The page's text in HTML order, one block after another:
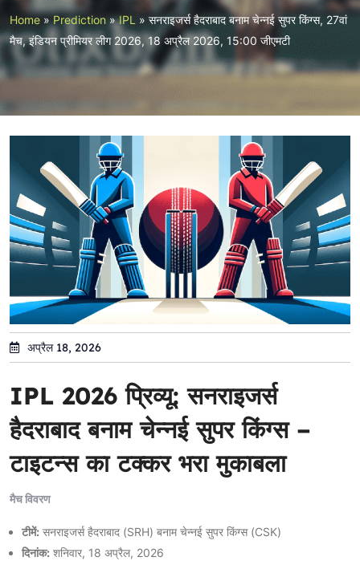
Home » Prediction»IPL »सनराइजर्स हैदराबाद बनाम चेन्नई सुपर किंग्स, 27वां
मैच, इंडियन प्रीमियर लीग 2026, 18 अप्रैल 2026, 15:00 जीएमटी
अप्रैल 18, 2026
IPL 2026 प्रिव्यू: सनराइजर्स
हैदराबाद बनाम चेन्नई सुपर किंग्स –
टाइटन्स का टक्कर भरा मुकाबला
मैच विवरण
टीमें: सनराइजर्स हैदराबाद (SRH) बनाम चेन्नई सुपर किंग्स (CSK)
दिनांक: शनिवार, 18 अप्रैल, 2026